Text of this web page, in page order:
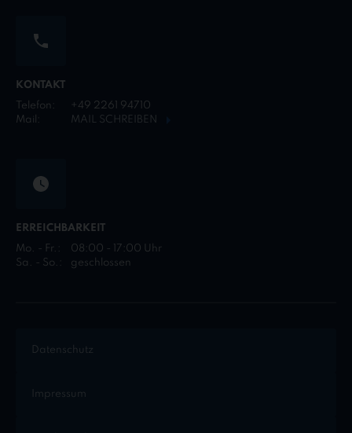
KONTAKT
Telefon:
+49 2261 94710
Mail:
MAIL SCHREIBEN
ERREICHBARKEIT
Mo. - Fr.:
08:00 - 17:00 Uhr
Sa. - So.:
geschlossen
Datenschutz
Impressum